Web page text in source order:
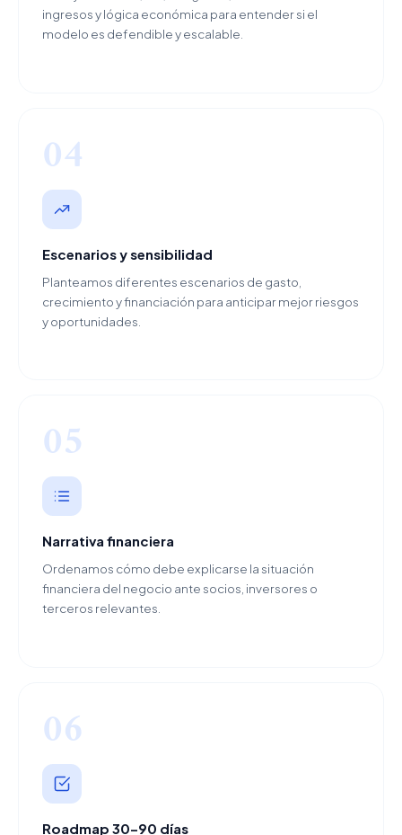
ingresos y lógica económica para entender si el
modelo es defendible y escalable.
04
Escenarios y sensibilidad
Planteamos diferentes escenarios de gasto,
crecimiento y financiación para anticipar mejor riesgos
y oportunidades.
05
Narrativa financiera
Ordenamos cómo debe explicarse la situación
financiera del negocio ante socios, inversores o
terceros relevantes.
06
Roadmap 30–90 días